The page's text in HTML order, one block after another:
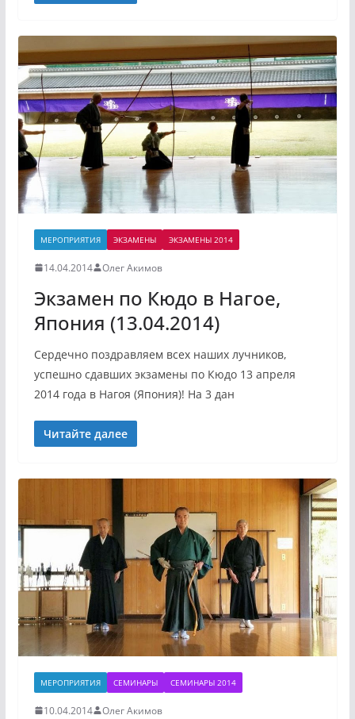
МЕРОПРИЯТИЯ ЭКЗАМЕНЫ ЭКЗАМЕНЫ 2014
14.04.2014 Олег Акимов
Экзамен по Кюдо в Нагое,
Япония (13.04.2014)
Сердечно поздравляем всех наших лучников,
успешно сдавших экзамены по Кюдo 13 апреля
2014 года в Нагоя (Япония)! На 3 дан
Читайте далее
МЕРОПРИЯТИЯ СЕМИНАРЫ СЕМИНАРЫ 2014
10.04.2014 Олег Акимов